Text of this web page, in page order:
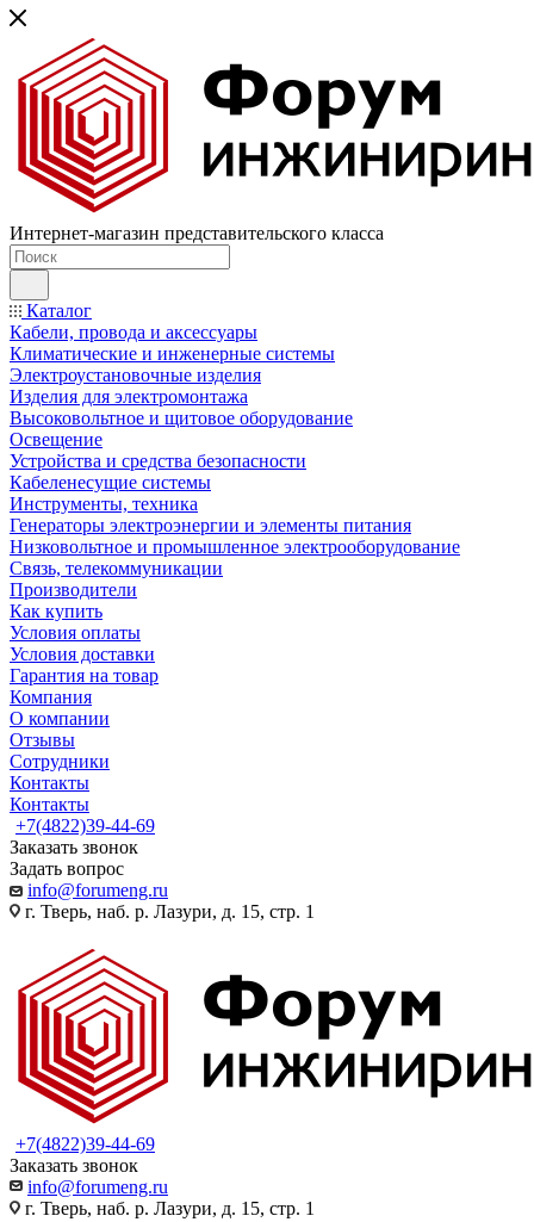
Интернет-магазин представительского класса
Каталог
Кабели, провода и аксессуары
Климатические и инженерные системы
Электроустановочные изделия
Изделия для электромонтажа
Высоковольтное и щитовое оборудование
Освещение
Устройства и средства безопасности
Кабеленесущие системы
Инструменты, техника
Генераторы электроэнергии и элементы питания
Низковольтное и промышленное электрооборудование
Связь, телекоммуникации
Производители
Как купить
Условия оплаты
Условия доставки
Гарантия на товар
Компания
О компании
Отзывы
Сотрудники
Контакты
Контакты
+7(4822)39-44-69
Заказать звонок
Задать вопрос
info@forumeng.ru
г. Тверь, наб. р. Лазури, д. 15, стр. 1
+7(4822)39-44-69
Заказать звонок
info@forumeng.ru
г. Тверь, наб. р. Лазури, д. 15, стр. 1